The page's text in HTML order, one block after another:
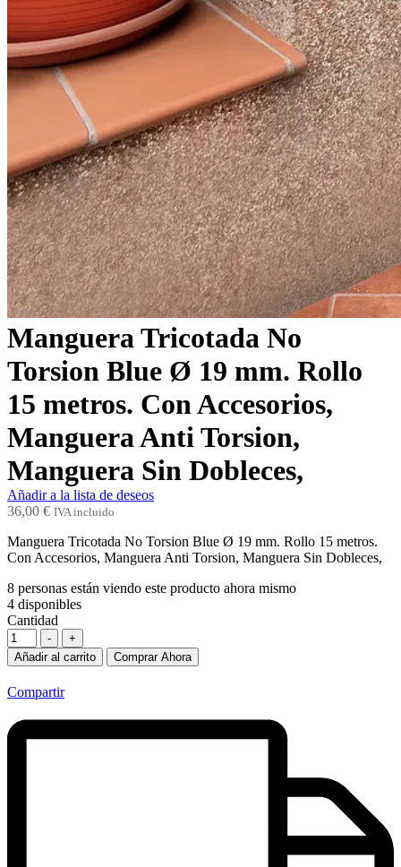
Manguera Tricotada No
Torsion Blue Ø 19 mm. Rollo
15 metros. Con Accesorios,
Manguera Anti Torsion,
Manguera Sin Dobleces,
Añadir a la lista de deseos
36,00 € IVA incluido
Manguera Tricotada No Torsion Blue Ø 19 mm. Rollo 15 metros.
Con Accesorios, Manguera Anti Torsion, Manguera Sin Dobleces,
8 personas están viendo este producto ahora mismo
4 disponibles
Cantidad
-
+
Añadir al carrito
Comprar Ahora
Compartir